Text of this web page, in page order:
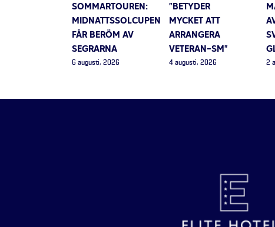
SOMMARTOUREN:
MIDNATTSSOLCUPEN
FÅR BERÖM AV
SEGRARNA
6 augusti, 2026
”BETYDER
MYCKET ATT
ARRANGERA
VETERAN-SM”
4 augusti, 2026 2